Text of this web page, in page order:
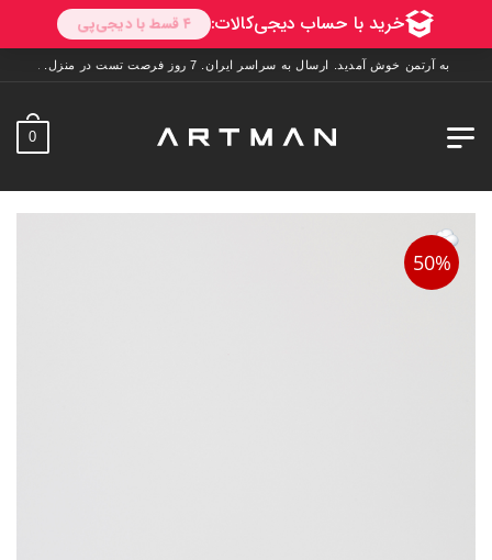
به آرتمن خوش آمدید. ارسال به سراسر ایران. 7 روز فرصت تست در منزل. 1 سال خدمات پس از فروش.
0
50%